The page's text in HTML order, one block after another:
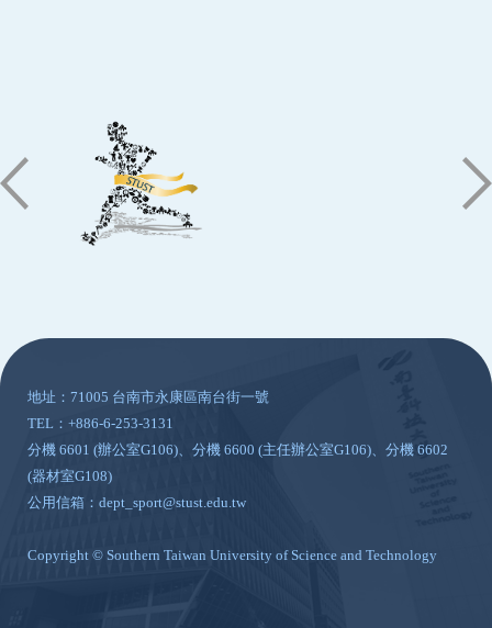
地址：71005 台南市永康區南台街一號
TEL：+886-6-253-3131
分機 6601 (辦公室G106)、分機 6600 (主任辦公室G106)、分機 6602
(器材室G108)
公用信箱：dept_sport@stust.edu.tw
Copyright © Southern Taiwan University of Science and Technology